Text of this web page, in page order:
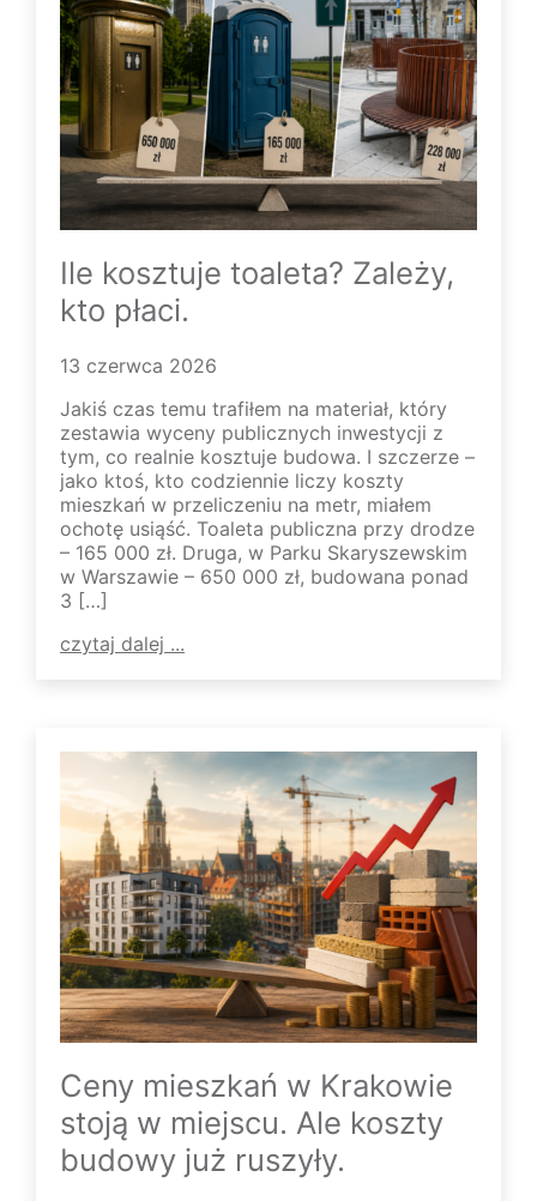
Ile kosztuje toaleta? Zależy,
kto płaci.
13 czerwca 2026
Jakiś czas temu trafiłem na materiał, który
zestawia wyceny publicznych inwestycji z
tym, co realnie kosztuje budowa. I szczerze –
jako ktoś, kto codziennie liczy koszty
mieszkań w przeliczeniu na metr, miałem
ochotę usiąść. Toaleta publiczna przy drodze
– 165 000 zł. Druga, w Parku Skaryszewskim
w Warszawie – 650 000 zł, budowana ponad
3 […]
czytaj dalej ...
Ceny mieszkań w Krakowie
stoją w miejscu. Ale koszty
budowy już ruszyły.